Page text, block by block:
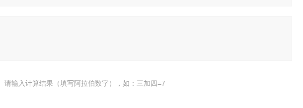
请输入计算结果（填写阿拉伯数字），如：三加四=7